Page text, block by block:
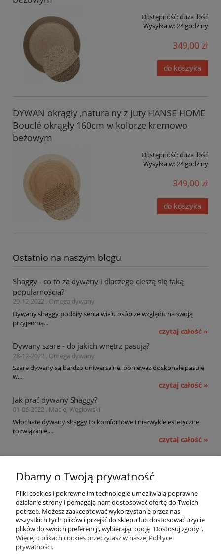
Dostępność:duża ilość
Wysyłka w:24 godziny
349,00 zł
do koszyka
DYWAN okrągły ,naturalny z juty HANSE HOME
Bouclé okrągły 160cm w kolorze kremowo
beżowym
Dostępność:duża ilość
Wysyłka w: 24 godziny
349,00 zł
do koszyka
Ostatnio na naszym blogu
Shaggy - co to za dywany i dlaczego cieszą się taką
popularnością?
29-12-2022 , Omega dywany
Dywany shaggy podbiły serca wielu osób ze względu na swoją
przyjemną...
czytaj całość »
Dywany szare - do jakich wnętrz pasują?
28-12-2022 , Omega dywany
Szare dywany są bardzo uniwersalne, ponieważ doskonale pasuję
w...
czytaj całość »
Jak prać dywany Shaggy?
01-06-2022 , Maciej Węgłowski
Włochate dywany shaggy to komfortowe i niezwykle estetyczne
rozwiązanie,...
czytaj całość »
Płatności i dostawa
Informacje
Dbamy o Twoją prywatność
Pliki cookies i pokrewne im technologie umożliwiają poprawne
działanie strony i pomagają nam dostosować ofertę do Twoich
potrzeb. Możesz zaakceptować wykorzystanie przez nas
wszystkich tych plików i przejść do sklepu lub dostosować użycie
plików do swoich preferencji, wybierając opcję "Dostosuj zgody".
Więcej o plikach cookies przeczytasz w naszej Polityce
prywatności.